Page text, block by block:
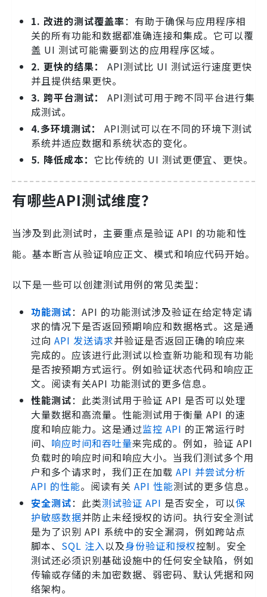
1. 改进的测试覆盖率：有助于确保与应用程序相
关的所有功能和数据都准确连接和集成。它可以覆
盖 UI 测试可能需要到达的应用程序区域。
2. 更快的结果：
API测试比 UI 测试运行速度更快
并且提供结果更快。
3. 跨平台测试：
API测试可用于跨不同平台进行集
成测试。
4.多环境测试：
API测试可以在不同的环境下测试
系统并适应数据和系统状态的变化。
5. 降低成本： 它比传统的 UI 测试更便宜、更快。
有哪些API测试维度？
当涉及到此测试时，主要重点是验证 API 的功能和性
能。基本断言从验证响应正文、模式和响应代码开始。
以下是一些可以创建测试用例的常见类型：
功能测试：API 的功能测试涉及验证在给定特定请
求的情况下是否返回预期响应和数据格式。这是通
过向 API 发送请求并验证是否返回正确的响应来
完成的。应该进行此测试以检查新功能和现有功能
是否按预期方式运行。例如验证状态代码和响应正
文。阅读有关API 功能测试的更多信息。
性能测试：此类测试用于验证 API 是否可以处理
大量数据和高流量。性能测试用于衡量 API 的速
度和响应能力。这是通过监控 API 的正常运行时
间、 响应时间和吞吐量来完成的。例如，验证 API
负载时的响应时间和响应大小。当我们测试多个用
户和多个请求时，我们正在加载 API 并尝试分析
API 的性能。阅读有关 API 性能测试的更多信息。
安全测试：此类测试验证 API 是否安全，可以保
护敏感数据并防止未经授权的访问。执行安全测试
是为了识别 API 系统中的安全漏洞，例如跨站点
脚本、 SQL 注入以及身份验证和授权控制。安全
测试还必须识别基础设施中的任何安全缺陷，例如
传输或存储的未加密数据、弱密码、默认凭据和网
络架构。